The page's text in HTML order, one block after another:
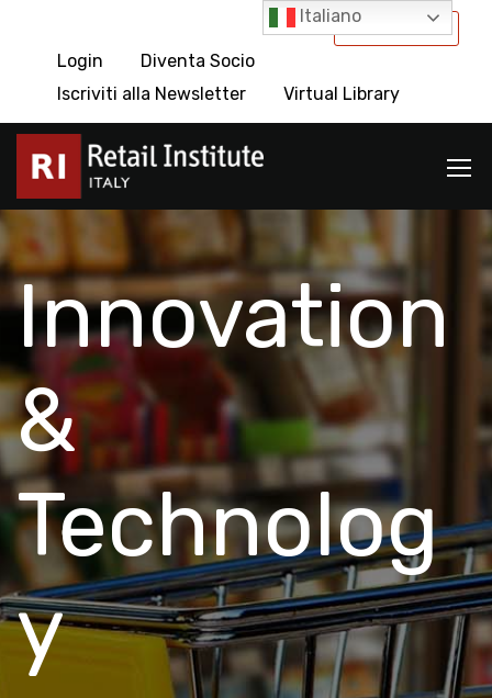
International
Login
Diventa Socio
Iscriviti alla Newsletter
Virtual Library
Innovation
&
Technolog
y
Italiano